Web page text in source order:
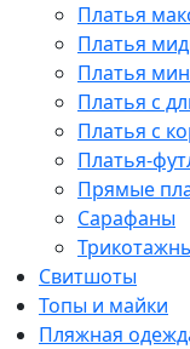
Платья
Платья
Платья
Платья с
Платья с
Платья-
Прямые
Сарафаны
Свитшоты
Топы и майки
Пляжная